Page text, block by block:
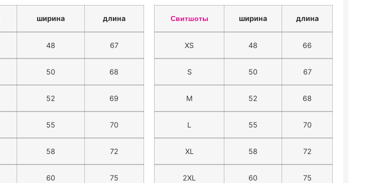
ширина длина
48 67
50 68
52 69
55 70
58 72
60 75
Свитшоты ширина длина
XS 48 66
S 50 67
M 52 68
L 55 70
XL 58 72
2XL 60 75